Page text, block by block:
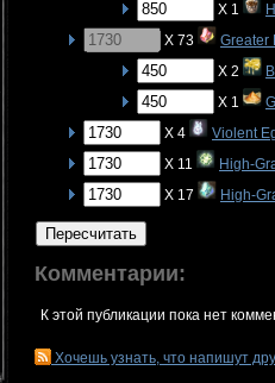
X 1
X 73
Greater
X 2
X 1
X 4
Violent
X 11
High-
X 17
High-
Пересчитать
Комментарии:
К этой публикации пока нет
Хочешь узнать, что напишут